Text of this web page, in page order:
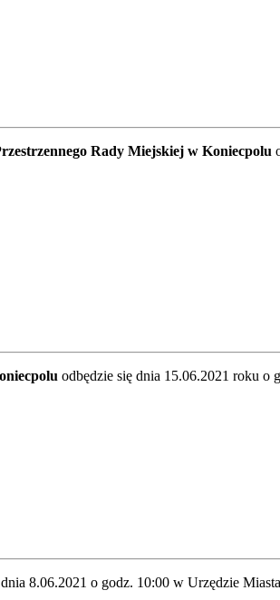
Rady Miejskiej w Koniecpolu
odbędzie się dnia 15.06.2021 roku
8.06.2021 o godz. 10:00 w Urzędzie